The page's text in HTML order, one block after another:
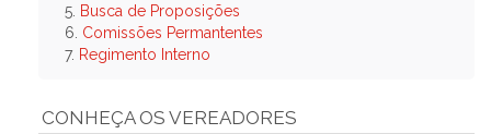
5. Busca de Proposições
6. Comissões Permantentes
7. Regimento Interno
CONHEÇA OS VEREADORES